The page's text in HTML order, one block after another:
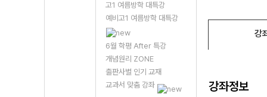
고1 여름방학 대특강
예비고1 여름방학 대특강
6월 학평 After 특강
개념원리 ZONE
출판사별 인기 교재
교과서 맞춤 강좌
강
강좌정보